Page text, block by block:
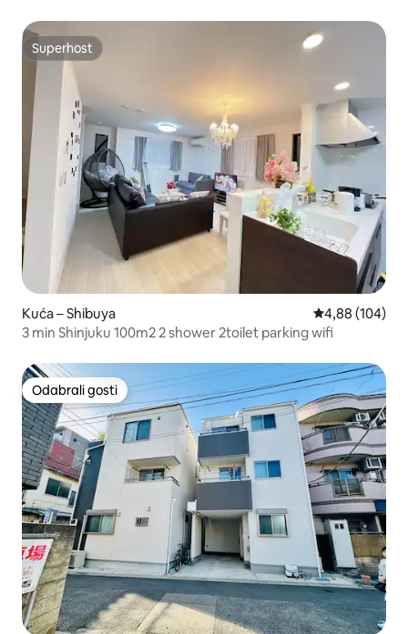
Superhost
Superhost
Kuća – Shibuya Prosječna
4,88 (104)
3 min Shinjuku 100m2 2 shower 2toilet parking wifi
Odabrali gosti
Odabrali gosti